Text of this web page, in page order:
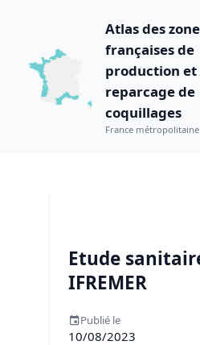
Atlas des
françaises de
production et
reparcage de
coquillages
France métropolitaine
Etude
IFREMER
Publié le
10/08/2023